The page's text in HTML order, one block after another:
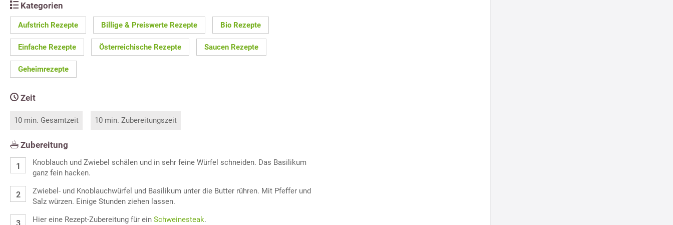
Kategorien
Aufstrich Rezepte Billige & Preiswerte Rezepte Bio Rezepte
Einfache Rezepte Österreichische Rezepte Saucen Rezepte
Geheimrezepte
Zeit
10 min. Gesamtzeit 10 min. Zubereitungszeit
Zubereitung
Knoblauch und Zwiebel schälen und in sehr feine Würfel schneiden. Das Basilikum
ganz fein hacken.
Zwiebel- und Knoblauchwürfel und Basilikum unter die Butter rühren. Mit Pfeffer und
Salz würzen. Einige Stunden ziehen lassen.
Hier eine Rezept-Zubereitung für ein Schweinesteak.